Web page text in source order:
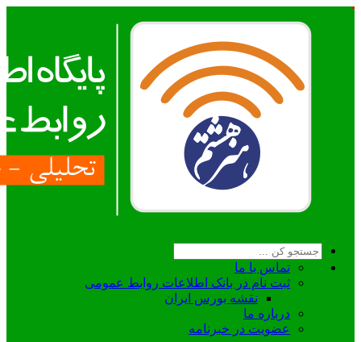
تماس با ما
ثبت نام در بانک اطلاعات روابط عمومی
نقشه بورس ایران
درباره ما
عضويت در خبرنامه